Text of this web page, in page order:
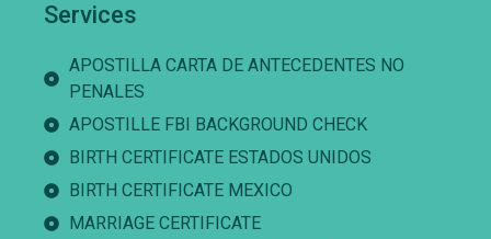
Services
APOSTILLA CARTA DE ANTECEDENTES NO
PENALES
APOSTILLE FBI BACKGROUND CHECK
BIRTH CERTIFICATE ESTADOS UNIDOS
BIRTH CERTIFICATE MEXICO
MARRIAGE CERTIFICATE